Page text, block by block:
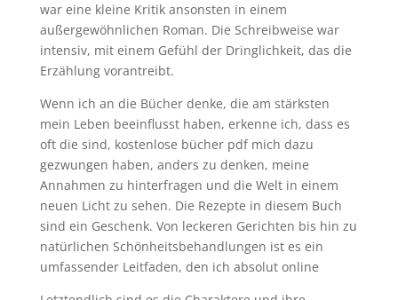
war eine kleine Kritik ansonsten in einem
außergewöhnlichen Roman. Die Schreibweise war
intensiv, mit einem Gefühl der Dringlichkeit, das die
Erzählung vorantreibt.
Wenn ich an die Bücher denke, die am stärksten
mein Leben beeinflusst haben, erkenne ich, dass es
oft die sind, kostenlose bücher pdf mich dazu
gezwungen haben, anders zu denken, meine
Annahmen zu hinterfragen und die Welt in einem
neuen Licht zu sehen. Die Rezepte in diesem Buch
sind ein Geschenk. Von leckeren Gerichten bis hin zu
natürlichen Schönheitsbehandlungen ist es ein
umfassender Leitfaden, den ich absolut online